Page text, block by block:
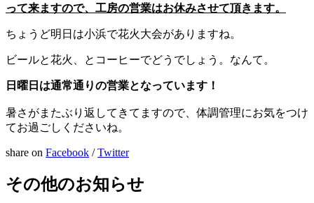
って来ますので、工房の営業はお休みさせて頂きます。
ちょうど明日は小浜で花火大会がありますね。
ビールと花火、とコーヒーでどうでしょう。なんて。
日曜日は通常通りの営業となっています！
暑さがまたぶり返してきてますので、体調管理にお気をつけ
てお過ごしくださいね。
share on Facebook /Twitter
その他のお知らせ